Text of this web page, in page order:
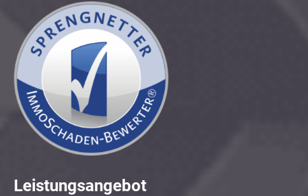
Leistungsangebot